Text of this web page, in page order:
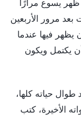
ظهر يسوع مرارًا
مرور الأربعين
يظهر فيها عندما
يكتمل ويكون
حياته كلها،
الأخيرة، كتب